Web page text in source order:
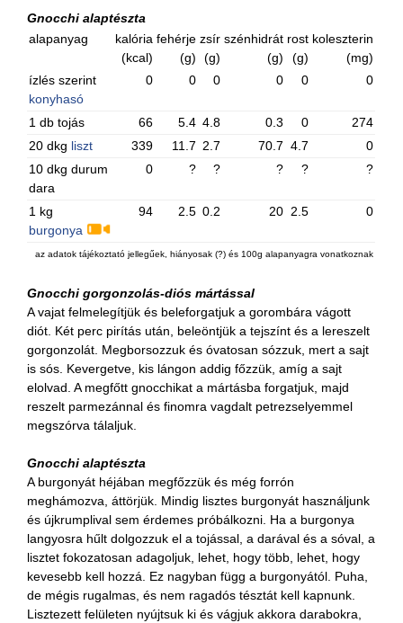
Gnocchi alaptészta
alapanyag
kalória
(kcal)
fehérje
(g)
zsír
(g)
szénhidrát
(g)
rost
(g)
koleszterin
(mg)
ízlés szerint
konyhasó
0 0 0 0 0 0
1 db tojás 66 5.4 4.8 0.3 0
274
20 dkg liszt 339 11.7 2.7 70.7 4.7
0
10 dkg durum
dara
0 ? ? ? ? ?
1 kg
burgonya
94 2.5 0.2 20 2.5 0
az adatok tájékoztató jellegűek, hiányosak (?) és 100g alapanyagra vonatkoznak
Gnocchi gorgonzolás-diós mártással
A vajat felmelegítjük és beleforgatjuk a gorombára vágott
diót. Két perc pirítás után, beleöntjük a tejszínt és a lereszelt
gorgonzolát. Megborsozzuk és óvatosan sózzuk, mert a sajt
is sós. Kevergetve, kis lángon addig főzzük, amíg a sajt
elolvad. A megfőtt gnocchikat a mártásba forgatjuk, majd
reszelt parmezánnal és finomra vagdalt petrezselyemmel
megszórva tálaljuk.
Gnocchi alaptészta
A burgonyát héjában megfőzzük és még forrón
meghámozva, áttörjük. Mindig lisztes burgonyát használjunk
és újkrumplival sem érdemes próbálkozni. Ha a burgonya
langyosra hűlt dolgozzuk el a tojással, a darával és a sóval, a
lisztet fokozatosan adagoljuk, lehet, hogy több, lehet, hogy
kevesebb kell hozzá. Ez nagyban függ a burgonyától. Puha,
de mégis rugalmas, és nem ragadós tésztát kell kapnunk.
Lisztezett felületen nyújtsuk ki és vágjuk akkora darabokra,